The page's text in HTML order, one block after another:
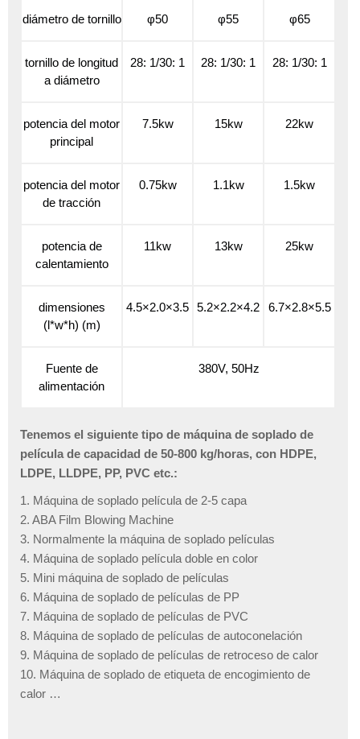
diámetro de tornillo φ50 φ55 φ65
tornillo de longitud
a diámetro
28: 1/30: 1 28: 1/30: 1 28: 1/30: 1
potencia del motor
principal
7.5kw 15kw 22kw
potencia del motor
de tracción
0.75kw 1.1kw 1.5kw
potencia de
calentamiento
11kw 13kw 25kw
dimensiones
(l*w*h) (m)
4.5×2.0×3.5 5.2×2.2×4.2 6.7×2.8×5.5
Fuente de
alimentación
380V, 50Hz
Tenemos el siguiente tipo de máquina de soplado de
película de capacidad de 50-800 kg/horas, con HDPE,
LDPE, LLDPE, PP, PVC etc.:
1. Máquina de soplado película de 2-5 capa
2. ABA Film Blowing Machine
3. Normalmente la máquina de soplado películas
4. Máquina de soplado película doble en color
5. Mini máquina de soplado de películas
6. Máquina de soplado de películas de PP
7. Máquina de soplado de películas de PVC
8. Máquina de soplado de películas de autoconelación
9. Máquina de soplado de películas de retroceso de calor
10. Máquina de soplado de etiqueta de encogimiento de
calor …